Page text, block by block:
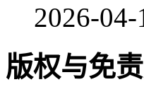
2026-
版权与免责